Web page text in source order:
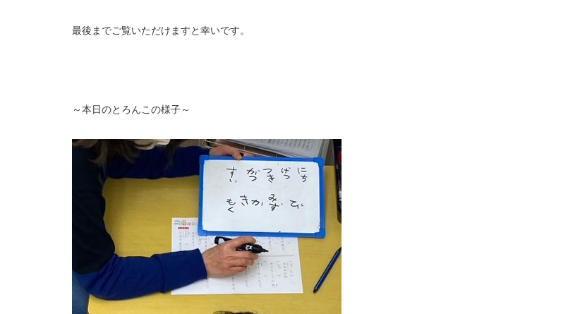
最後までご覧いただけますと幸いです。
～本日のとろんこの様子～